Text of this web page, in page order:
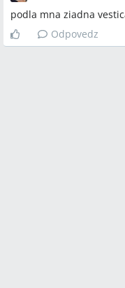
podla mna ziadna
Odpovedz